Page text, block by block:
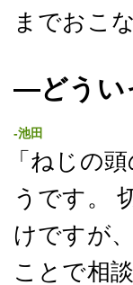
までおこ
―どうい
-池田
「ねじの
うです。
けですが
ことで相